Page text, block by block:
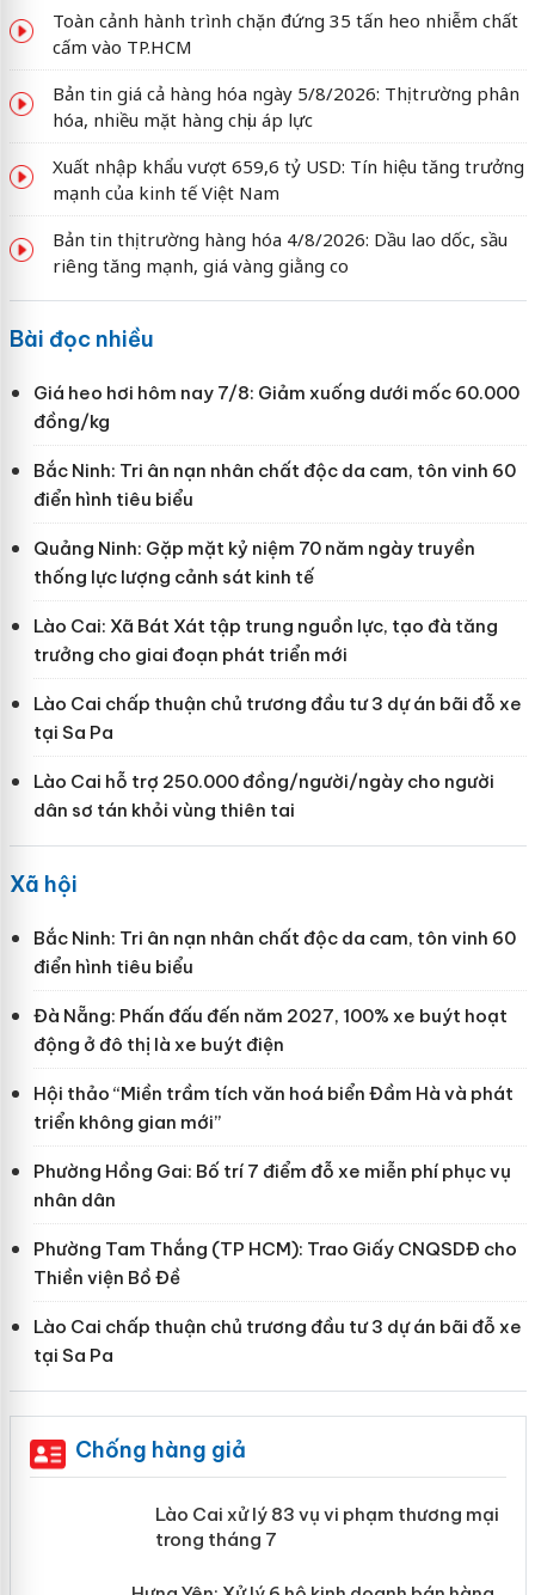
Toàn cảnh hành trình chặn đứng 35 tấn heo nhiễm chất
cấm vào TP.HCM
Bản tin giá cả hàng hóa ngày 5/8/2026: Thị trường phân
hóa, nhiều mặt hàng chịu áp lực
Xuất nhập khẩu vượt 659,6 tỷ USD: Tín hiệu tăng trưởng
mạnh của kinh tế Việt Nam
Bản tin thị trường hàng hóa 4/8/2026: Dầu lao dốc, sầu
riêng tăng mạnh, giá vàng giằng co
Bài đọc nhiều
Giá heo hơi hôm nay 7/8: Giảm xuống dưới mốc 60.000
đồng/kg
Bắc Ninh: Tri ân nạn nhân chất độc da cam, tôn vinh 60
điển hình tiêu biểu
Quảng Ninh: Gặp mặt kỷ niệm 70 năm ngày truyền
thống lực lượng cảnh sát kinh tế
Lào Cai: Xã Bát Xát tập trung nguồn lực, tạo đà tăng
trưởng cho giai đoạn phát triển mới
Lào Cai chấp thuận chủ trương đầu tư 3 dự án bãi đỗ xe
tại Sa Pa
Lào Cai hỗ trợ 250.000 đồng/người/ngày cho người
dân sơ tán khỏi vùng thiên tai
Xã hội
Bắc Ninh: Tri ân nạn nhân chất độc da cam, tôn vinh 60
điển hình tiêu biểu
Đà Nẵng: Phấn đấu đến năm 2027, 100% xe buýt hoạt
động ở đô thị là xe buýt điện
Hội thảo “Miền trầm tích văn hoá biển Đầm Hà và phát
triển không gian mới”
Phường Hồng Gai: Bố trí 7 điểm đỗ xe miễn phí phục vụ
nhân dân
Phường Tam Thắng (TP HCM): Trao Giấy CNQSDĐ cho
Thiền viện Bồ Đề
Lào Cai chấp thuận chủ trương đầu tư 3 dự án bãi đỗ xe
tại Sa Pa
Chống hàng giả
Lào Cai xử lý 83 vụ vi phạm thương
mại trong tháng 7